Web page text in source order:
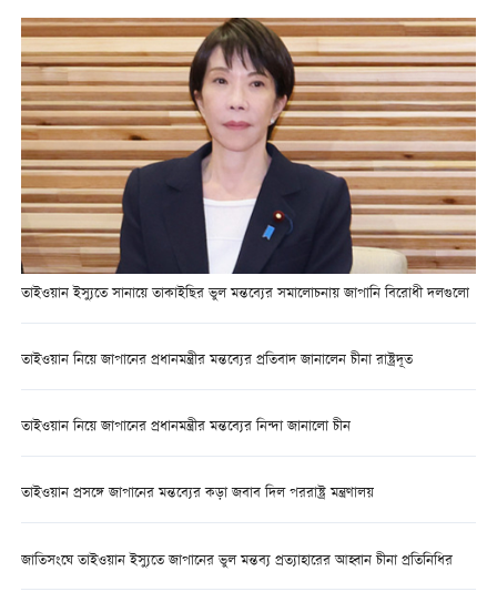
তাইওয়ান ইস্যুতে সানায়ে তাকাইছির ভুল মন্তব্যের সমালোচনায় জাপানি বিরোধী দলগুলো
তাইওয়ান নিয়ে জাপানের প্রধানমন্ত্রীর মন্তব্যের প্রতিবাদ জানালেন চীনা রাষ্ট্রদূত
তাইওয়ান নিয়ে জাপানের প্রধানমন্ত্রীর মন্তব্যের নিন্দা জানালো চীন
তাইওয়ান প্রসঙ্গে জাপানের মন্তব্যের কড়া জবাব দিল পররাষ্ট্র মন্ত্রণালয়
জাতিসংঘে তাইওয়ান ইস্যুতে জাপানের ভুল মন্তব্য প্রত্যাহারের আহ্বান চীনা প্রতিনিধির